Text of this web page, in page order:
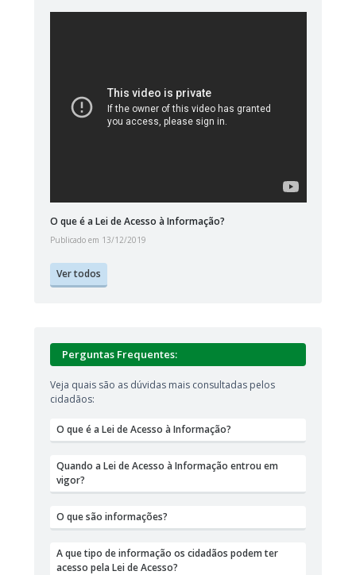
O que é a Lei de Acesso à Informação?
Publicado em 13/12/2019
Ver todos
Perguntas Frequentes:
Veja quais são as dúvidas mais consultadas pelos
cidadãos:
O que é a Lei de Acesso à Informação?
Quando a Lei de Acesso à Informação entrou em
vigor?
O que são informações?
A que tipo de informação os cidadãos podem ter
acesso pela Lei de Acesso?